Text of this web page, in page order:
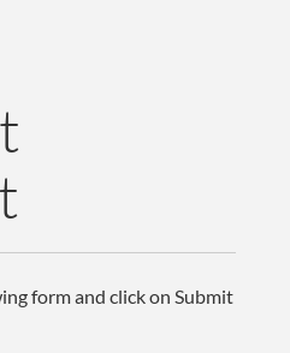
form and click on Submit